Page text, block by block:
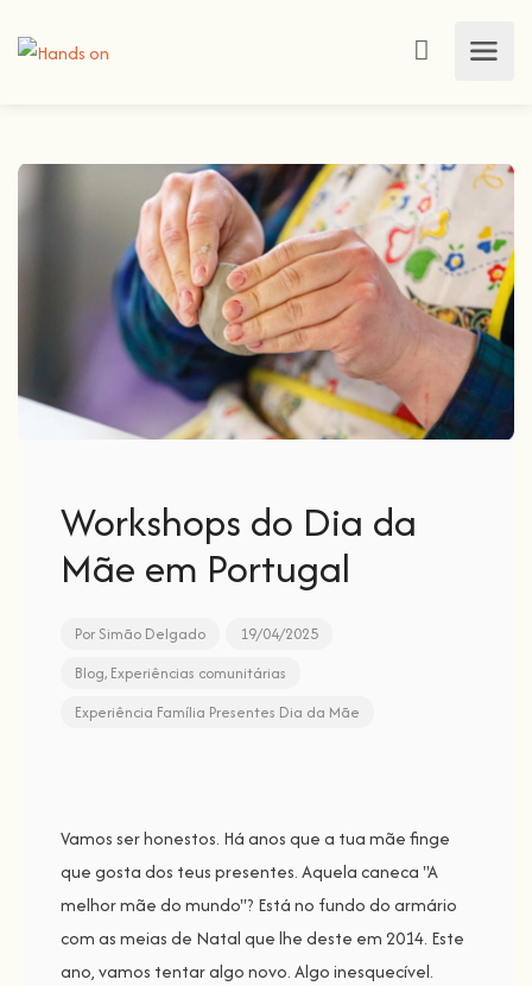
Workshops do Dia da
Mãe em Portugal
PorSimão Delgado
19/04/2025
Blog, Experiências comunitárias
Experiência Família Presentes Dia da Mãe
Vamos ser honestos. Há anos que a tua mãe finge
que gosta dos teus presentes. Aquela caneca "A
melhor mãe do mundo"? Está no fundo do armário
com as meias de Natal que lhe deste em 2014. Este
ano, vamos tentar algo novo. Algo inesquecível.